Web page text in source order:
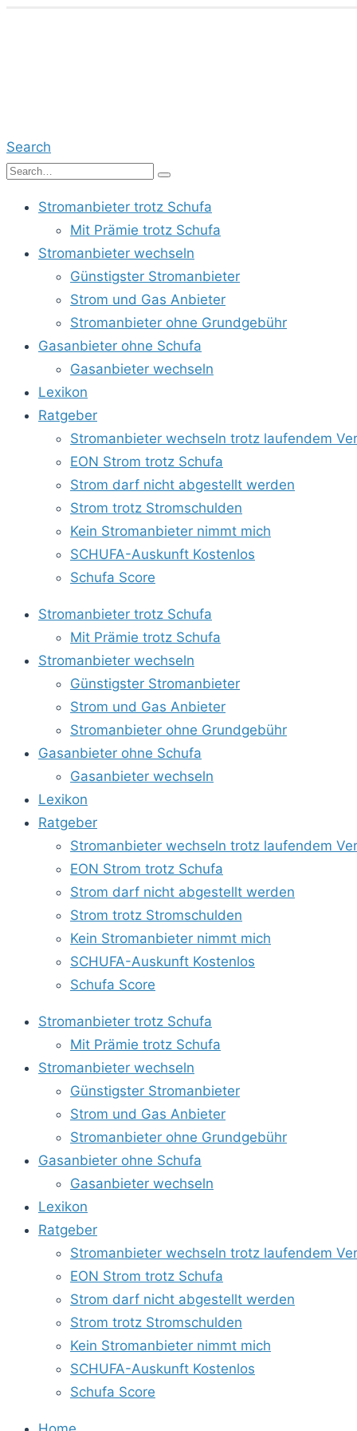
Search
Stromanbieter trotz Schufa
Mit Prämie trotz Schufa
Stromanbieter wechseln
Günstigster Stromanbieter
Strom und Gas Anbieter
Stromanbieter ohne Grundgebühr
Gasanbieter ohne Schufa
Gasanbieter wechseln
Lexikon
Ratgeber
Stromanbieter wechseln trotz laufendem
EON Strom trotz Schufa
Strom darf nicht abgestellt werden
Strom trotz Stromschulden
Kein Stromanbieter nimmt mich
SCHUFA-Auskunft Kostenlos
Schufa Score
Stromanbieter trotz Schufa
Mit Prämie trotz Schufa
Stromanbieter wechseln
Günstigster Stromanbieter
Strom und Gas Anbieter
Stromanbieter ohne Grundgebühr
Gasanbieter ohne Schufa
Gasanbieter wechseln
Lexikon
Ratgeber
Stromanbieter wechseln trotz laufendem
EON Strom trotz Schufa
Strom darf nicht abgestellt werden
Strom trotz Stromschulden
Kein Stromanbieter nimmt mich
SCHUFA-Auskunft Kostenlos
Schufa Score
Stromanbieter trotz Schufa
Mit Prämie trotz Schufa
Stromanbieter wechseln
Günstigster Stromanbieter
Strom und Gas Anbieter
Stromanbieter ohne Grundgebühr
Gasanbieter ohne Schufa
Gasanbieter wechseln
Lexikon
Ratgeber
Stromanbieter wechseln trotz laufendem
EON Strom trotz Schufa
Strom darf nicht abgestellt werden
Strom trotz Stromschulden
Kein Stromanbieter nimmt mich
SCHUFA-Auskunft Kostenlos
Schufa Score